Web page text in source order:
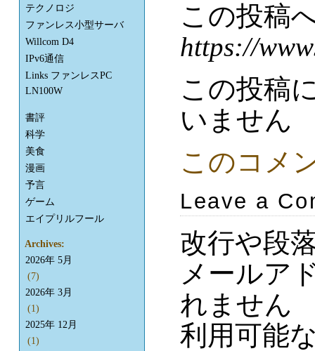
この投稿
https://
この投稿
いません
このコメ
Leave a
改行や段
メールア
れません
利用可能
テクノロジ
ファンレス小型サーバ
Willcom D4
IPv6通信
Links ファンレスPC
LN100W
書評
科学
美食
漫画
予言
ゲーム
エイプリルフール
Archives:
2026年 5月
(7)
2026年 3月
(1)
2025年 12月
(1)